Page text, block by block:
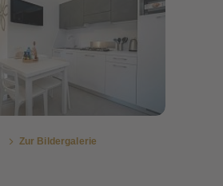
Bildergalerie öffnen
Zur Bildergalerie